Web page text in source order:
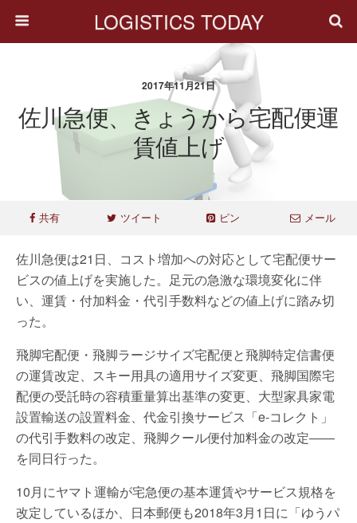
LOGISTICS TODAY
2017年11月21日
佐川急便、きょうから宅配便運
賃値上げ
共有 ツイート ピン メール
佐川急便は21日、コスト増加への対応として宅配便サー
ビスの値上げを実施した。足元の急激な環境変化に伴
い、運賃・付加料金・代引手数料などの値上げに踏み切
った。
飛脚宅配便・飛脚ラージサイズ宅配便と飛脚特定信書便
の運賃改定、スキー用具の適用サイズ変更、飛脚国際宅
配便の受託時の容積重量算出基準の変更、大型家具家電
設置輸送の設置料金、代金引換サービス「e-コレクト」
の代引手数料の改定、飛脚クール便付加料金の改定――
を同日行った。
10月にヤマト運輸が宅急便の基本運賃やサービス規格を
改定しているほか、日本郵便も2018年3月1日に「ゆうパ